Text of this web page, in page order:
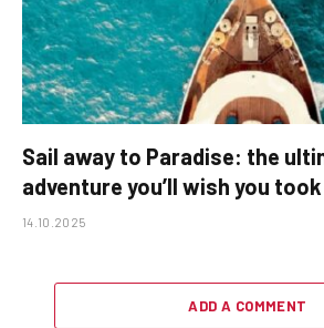
Sail away to Paradise: the
adventure you’ll wish you
14.10.2025
ADD A COMMENT